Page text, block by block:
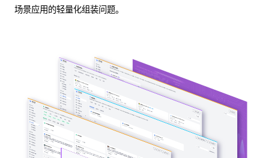
场景应用的轻量化组装问题。